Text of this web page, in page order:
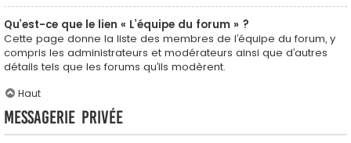
Qu’est-ce que le lien « L’équipe du forum » ?
Cette page donne la liste des membres de l’équipe du forum, y
compris les administrateurs et modérateurs ainsi que d’autres
détails tels que les forums qu’ils modèrent.
Haut
Messagerie privée